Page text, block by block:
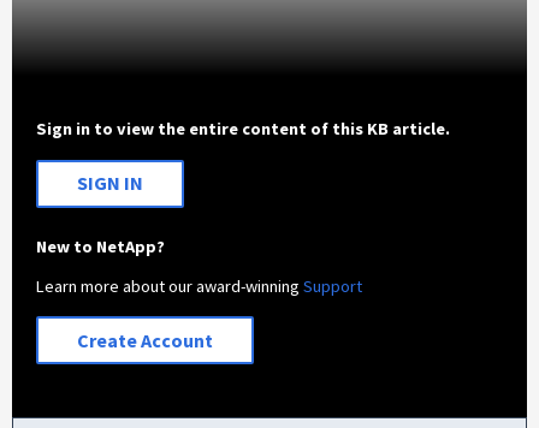
Sign in to view the entire content of this KB article.
SIGN IN
New to NetApp?
Learn more about our award-winningSupport
Create Account